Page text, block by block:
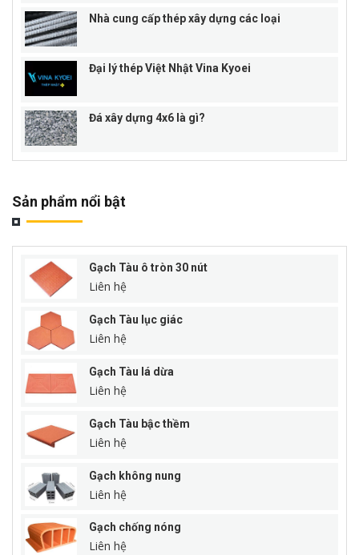
Nhà cung cấp thép xây dựng các loại
Đại lý thép Việt Nhật Vina Kyoei
Đá xây dựng 4x6 là gì?
Sản phẩm nổi bật
Gạch Tàu ô tròn 30 nút
Liên hệ
Gạch Tàu lục giác
Liên hệ
Gạch Tàu lá dừa
Liên hệ
Gạch Tàu bậc thềm
Liên hệ
Gạch không nung
Liên hệ
Gạch chống nóng
Liên hệ